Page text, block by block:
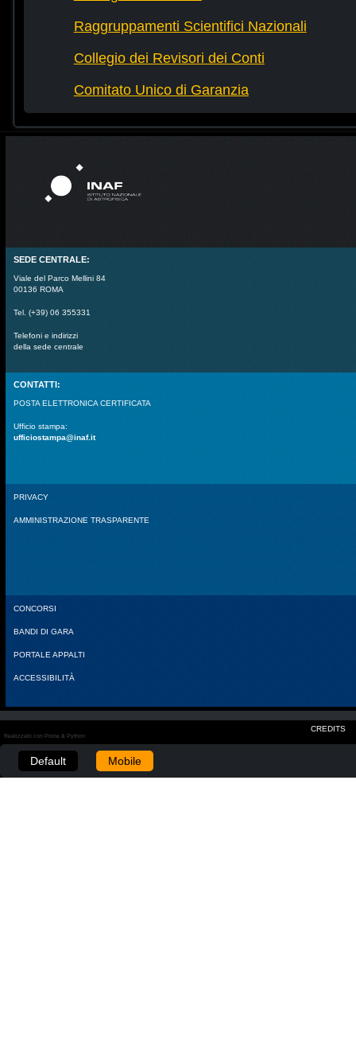
Raggruppamenti Scientifici Nazionali
Collegio dei Revisori dei Conti
Comitato Unico di Garanzia
SEDE CENTRALE:
Viale del Parco Mellini 84
00136 ROMA
Tel. (+39) 06 355331
Telefoni e indirizzi
della sede centrale
CONTATTI:
POSTA ELETTRONICA CERTIFICATA
Ufficio stampa:
ufficiostampa@inaf.it
PRIVACY
AMMINISTRAZIONE TRASPARENTE
CONCORSI
BANDI DI GARA
PORTALE APPALTI
ACCESSIBILITÀ
CREDITS
Realizzato con Plone & Python
Default Mobile